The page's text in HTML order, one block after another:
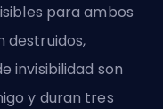
para ambos
destruidos,
invisibilidad son
y duran tres